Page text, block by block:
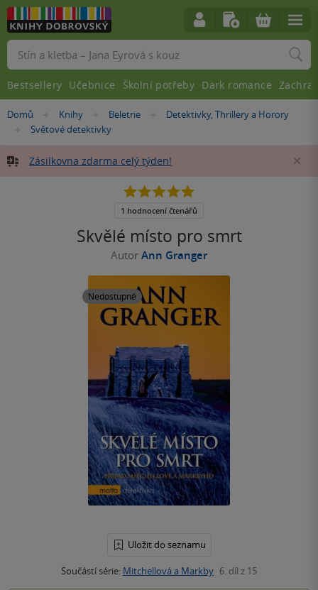
Nacházíte
Domů »Knihy »Beletrie »
Detektivky, Thrillery a Horory
»
Světové detektivky
Zásilkovna zdarma celý týden!
Skvělé místo pro smrt
Autor Ann Granger
Nedostupné
Uložit do seznamu
Součástí série: Mitchellová a Markby 6. díl z 15
5.0
5
1 hodnocení čtenářů
Vyhledávání
Bestsellery Učebnice Školní potřeby Dark romance